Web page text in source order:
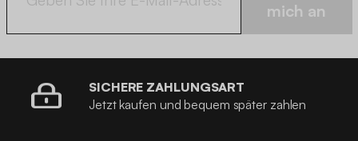
mich an
SICHERE ZAHLUNGSART
Jetzt kaufen und bequem später zahlen